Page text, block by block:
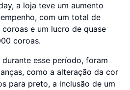
a loja teve um aumento
com um total de
e um lucro de quase
coroas.
esse período, foram
como a alteração da cor
para preto, a inclusão de um